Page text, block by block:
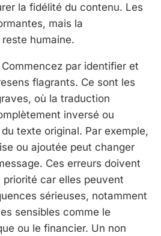
la fidélité du contenu. Les
mais la
humaine.
par identifier et
flagrants. Ce sont les
où la traduction
inversé ou
texte original. Par exemple,
ou ajoutée peut changer
Ces erreurs doivent
car elles peuvent
sérieuses, notamment
sensibles comme le
ou le financier. Un non